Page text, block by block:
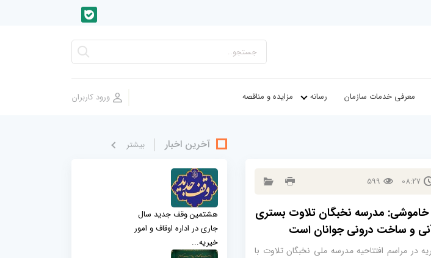
معرفی خدمات سازمان رسانه مزایده و مناقصه
08:27
599
خاموشی: مدرسه نخبگان تلاوت بستری
و ساخت درونی جوانان است
در مراسم افتتاحیه مدرسه ملی نخبگان تلاوت با
آخرین اخبار بيشتر
هشتمین وقف جدید سال
جاری در اداره اوقاف و امور
خیریه...